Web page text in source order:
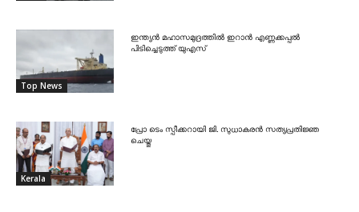
Top News
ഇന്ത്യൻ മഹാസമുദ്രത്തിൽ ഇറാൻ എണ്ണക്കപ്പൽ
പിടിച്ചെടുത്ത് യുഎസ്
Kerala
പ്രോ ടെം സ്പീക്കറായി ജി. സുധാകരൻ സത്യപ്രതിജ്ഞ
ചെയ്തു